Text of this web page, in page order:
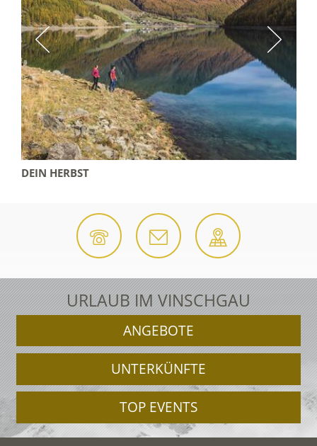
DEIN WINTER
URLAUB IM VINSCHGAU
ANGEBOTE
UNTERKÜNFTE
TOP EVENTS